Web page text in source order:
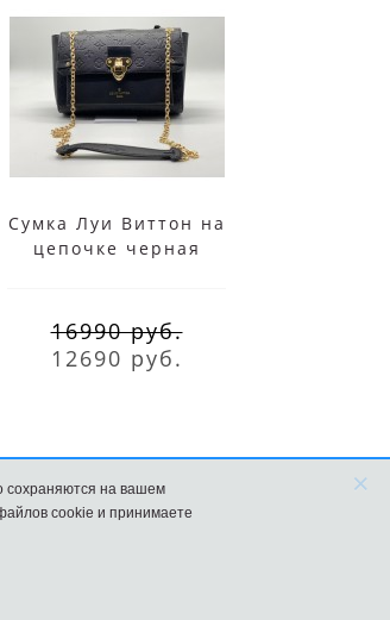
Сумка Луи Виттон на
цепочке черная
16990 руб.
12690 руб.
сохраняются на вашем
cookie и принимаете
×